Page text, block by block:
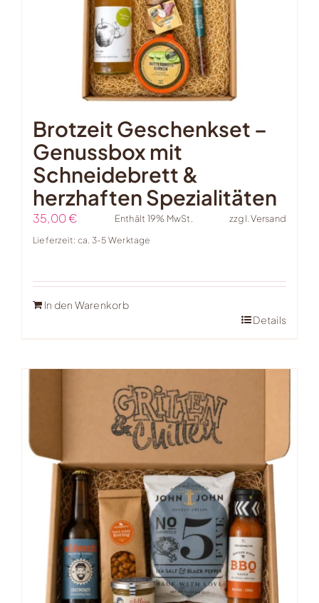
Brotzeit Geschenkset –
Genussbox mit
Schneidebrett &
herzhaften Spezialitäten
35,00€ Enthält 19% MwSt. zzgl.Versand
Lieferzeit: ca. 3-5 Werktage
In den Warenkorb
Details